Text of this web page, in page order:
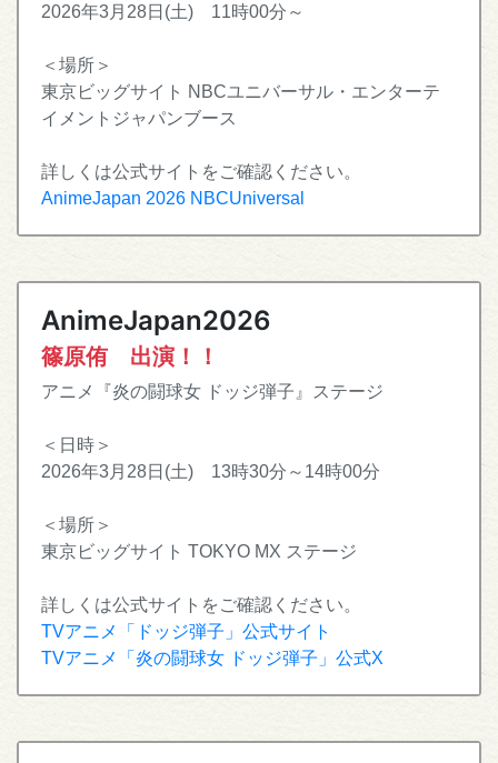
2026年3月28日(土) 11時00分～
＜場所＞
東京ビッグサイト NBCユニバーサル・エンターテ
イメントジャパンブース
詳しくは公式サイトをご確認ください。
AnimeJapan 2026 NBCUniversal
AnimeJapan2026
篠原侑 出演！！
アニメ『炎の闘球女 ドッジ弾子』ステージ
＜日時＞
2026年3月28日(土) 13時30分～14時00分
＜場所＞
東京ビッグサイト TOKYO MX ステージ
詳しくは公式サイトをご確認ください。
TVアニメ「ドッジ弾子」公式サイト
TVアニメ「炎の闘球女 ドッジ弾子」公式X